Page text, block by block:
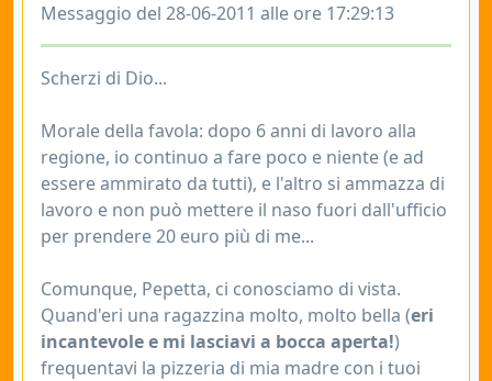
Messaggio del 28-06-2011 alle ore 17:29:13
Scherzi di Dio...
Morale della favola: dopo 6 anni di lavoro alla
regione, io continuo a fare poco e niente (e ad
essere ammirato da tutti), e l'altro si ammazza di
lavoro e non può mettere il naso fuori dall'ufficio
per prendere 20 euro più di me...
Comunque, Pepetta, ci conosciamo di vista.
Quand'eri una ragazzina molto, molto bella (eri
incantevole e mi lasciavi a bocca aperta!)
frequentavi la pizzeria di mia madre con i tuoi